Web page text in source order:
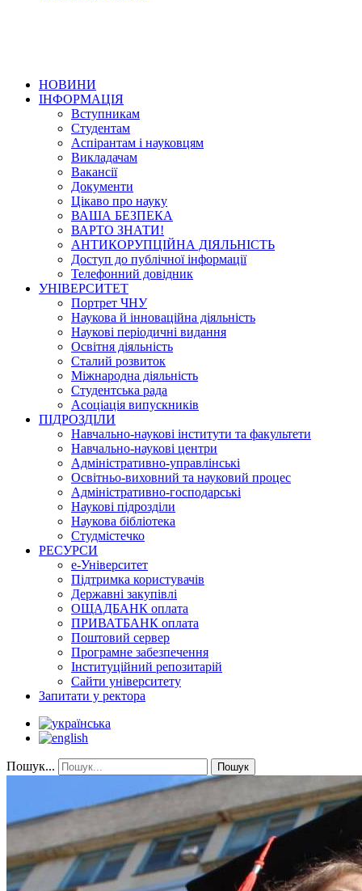
НОВИНИ
ІНФОРМАЦІЯ
Вступникам
Студентам
Аспірантам і науковцям
Викладачам
Вакансії
Документи
Цікаво про науку
ВАША БЕЗПЕКА
ВАРТО ЗНАТИ!
АНТИКОРУПЦІЙНА ДІЯЛЬНІСТЬ
Доступ до публічної інформації
Телефонний довідник
УНІВЕРСИТЕТ
Портрет ЧНУ
Наукова й інноваційна діяльність
Наукові періодичні видання
Освітня діяльність
Сталий розвиток
Міжнародна діяльність
Студентська рада
Асоціація випускників
ПІДРОЗДІЛИ
Навчально-наукові інститути та факультети
Навчально-наукові центри
Адміністративно-управлінські
Освітньо-виховний та науковий процес
Адміністративно-господарські
Наукові підрозділи
Наукова бібліотека
Студмістечко
РЕСУРСИ
е-Університет
Підтримка користувачів
Державні закупівлі
ОЩАДБАНК оплата
ПРИВАТБАНК оплата
Поштовий сервер
Програмне забезпечення
Інституційний репозитарій
Сайти університету
Запитати у ректора
Пошук... Пошук